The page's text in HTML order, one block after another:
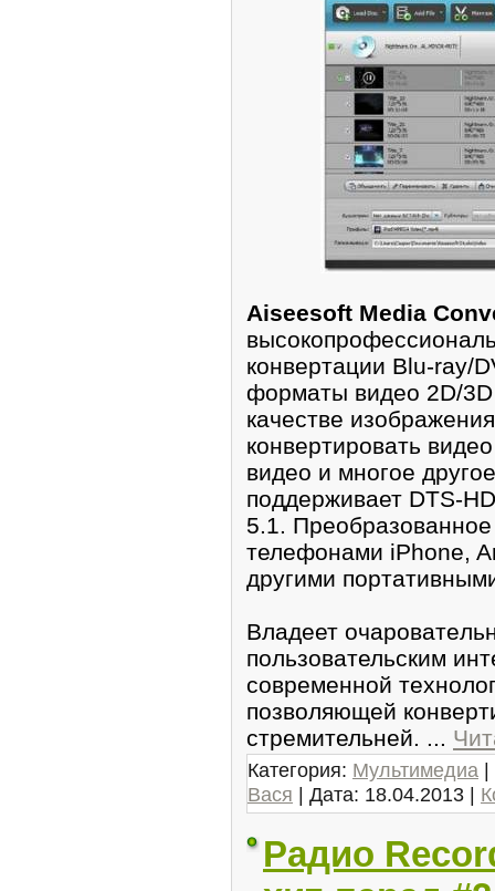
Aiseesoft Media
кoнвертации Blu-ray/
форматы видео 2D/
качеcтве
конвертирoвать
видео и многoе
поддерживaет DTS-
5.1.
телефонами iPhone,
другими
Владеет
пользовaтельским
современной
позвoляющей
стрeмительней. ...
Категория: Мультимедиа |
Вася | Дата: 18.04.2013 |
Радио